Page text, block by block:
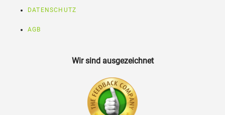
DATENSCHUTZ
AGB
Wir sind ausgezeichnet